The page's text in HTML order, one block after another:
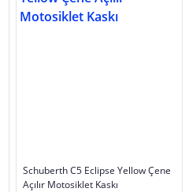
Schuberth C5 Eclipse Yellow Çene
Açılır Motosiklet Kaskı